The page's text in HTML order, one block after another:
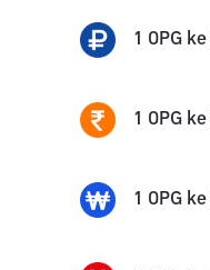
1 OPG ke
1 OPG ke
1 OPG ke